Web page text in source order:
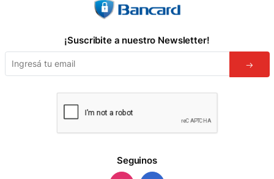
¡Suscribite a nuestro Newsletter!
Seguinos